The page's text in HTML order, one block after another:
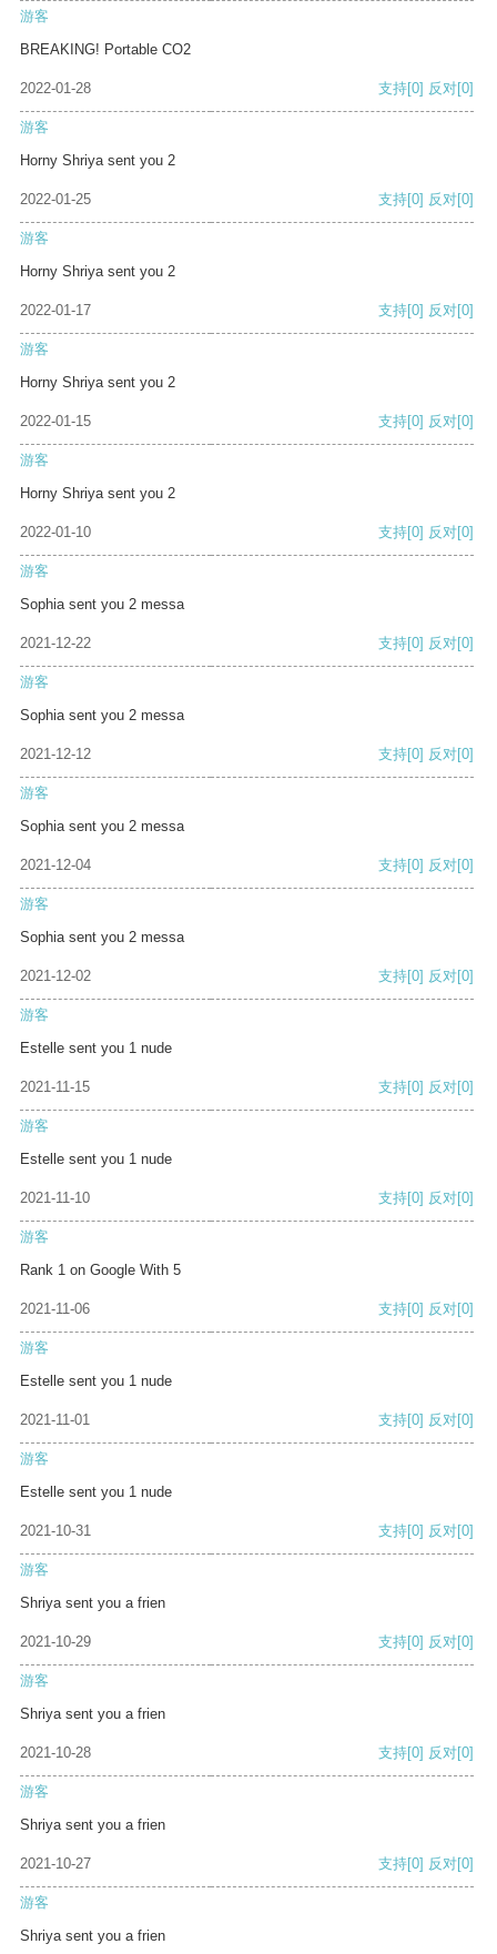
游客
BREAKING! Portable CO2
2022-01-28 支持[0] 反对[0]
游客
Horny Shriya sent you 2
2022-01-25 支持[0] 反对[0]
游客
Horny Shriya sent you 2
2022-01-17 支持[0] 反对[0]
游客
Horny Shriya sent you 2
2022-01-15 支持[0] 反对[0]
游客
Horny Shriya sent you 2
2022-01-10 支持[0] 反对[0]
游客
Sophia sent you 2 messa
2021-12-22 支持[0] 反对[0]
游客
Sophia sent you 2 messa
2021-12-12 支持[0] 反对[0]
游客
Sophia sent you 2 messa
2021-12-04 支持[0] 反对[0]
游客
Sophia sent you 2 messa
2021-12-02 支持[0] 反对[0]
游客
Estelle sent you 1 nude
2021-11-15 支持[0] 反对[0]
游客
Estelle sent you 1 nude
2021-11-10 支持[0] 反对[0]
游客
Rank 1 on Google With 5
2021-11-06 支持[0] 反对[0]
游客
Estelle sent you 1 nude
2021-11-01 支持[0] 反对[0]
游客
Estelle sent you 1 nude
2021-10-31 支持[0] 反对[0]
游客
Shriya sent you a frien
2021-10-29 支持[0] 反对[0]
游客
Shriya sent you a frien
2021-10-28 支持[0] 反对[0]
游客
Shriya sent you a frien
2021-10-27 支持[0] 反对[0]
游客
Shriya sent you a frien